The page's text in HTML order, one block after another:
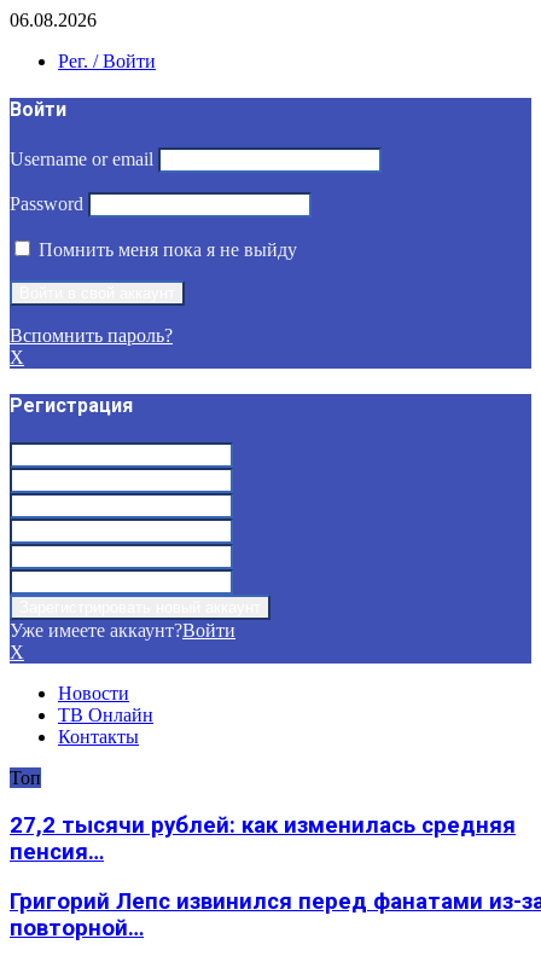
06.08.2026
Рег. / Войти
Войти
Username or email
Password
Помнить меня пока я не выйду
Вспомнить пароль?
X
Регистрация
Уже имеете аккаунт?Войти
X
Новости
ТВ Онлайн
Контакты
Топ
27,2 тысячи рублей: как изменилась средняя
пенсия…
Григорий Лепс извинился перед фанатами из-
повторной…